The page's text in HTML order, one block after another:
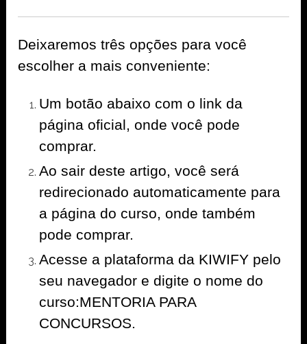
Deixaremos três opções para você
escolher a mais conveniente:
Um botão abaixo com o link da
página oficial, onde você pode
comprar.
Ao sair deste artigo, você será
redirecionado automaticamente para
a página do curso, onde também
pode comprar.
Acesse a plataforma da KIWIFY pelo
seu navegador e digite o nome do
curso:MENTORIA PARA
CONCURSOS.